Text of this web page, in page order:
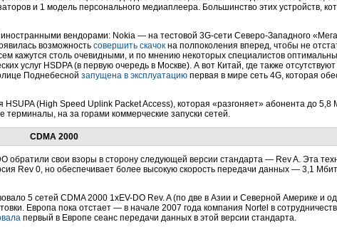
и 1 модель персонального медиаплеера. Большинство этих устройств,
вендорами: Nokia — на тестовой 3G-сети Северо-Западного
возможность совершить скачок на полпоколения вперед, чтобы не
кажутся столь очевидными, и по мнению некоторых специалистов
услуг HSDPA (в первую очередь в Москве). А вот Китай, где также отсутствуют
Поднебесной запущена в эксплуатацию первая в мире сеть 4G, которая
(High Speed Uplink Packet Access), которая «разгоняет» абонента до 5,8
терминалы, на за горами коммерческие запуски сетей.
CDMA 2000
обратили свои взоры в сторону следующей версии стандарта — Rev A. Эта
Rev 0, но обеспечивает более высокую скорость передачи данных — 3,1
5 сетей CDMA 2000 1xEV-DO Rev. A (по две в Азии и Северной Америке и
Европа пока отстает — в начале 2007 года компания Nortel в
первый в Европе сеанс передачи данных в этой версии стандарта.